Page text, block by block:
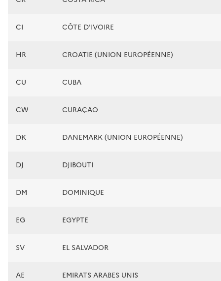
CI CÔTE D'IVOIRE
HR CROATIE (UNION EUROPÉENNE)
CU CUBA
CW CURAÇAO
DK DANEMARK (UNION EUROPÉENNE)
DJ DJIBOUTI
DM DOMINIQUE
EG EGYPTE
SV EL SALVADOR
AE EMIRATS ARABES UNIS